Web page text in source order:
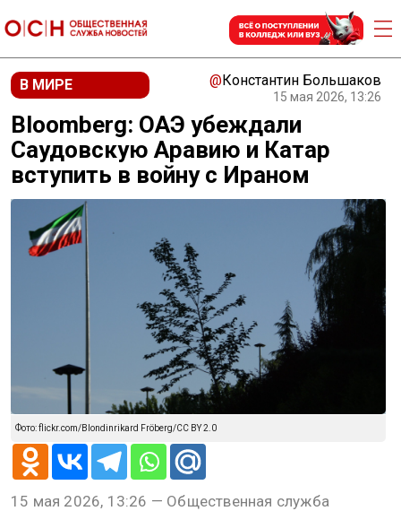
В МИРЕ @Константин Большаков
15 мая 2026, 13:26
Bloomberg: ОАЭ убеждали
Саудовскую Аравию и Катар
вступить в войну с Ираном
Фото: flickr.com/Blondinrikard Fröberg/CC BY 2.0
15 мая 2026, 13:26 — Общественная служба